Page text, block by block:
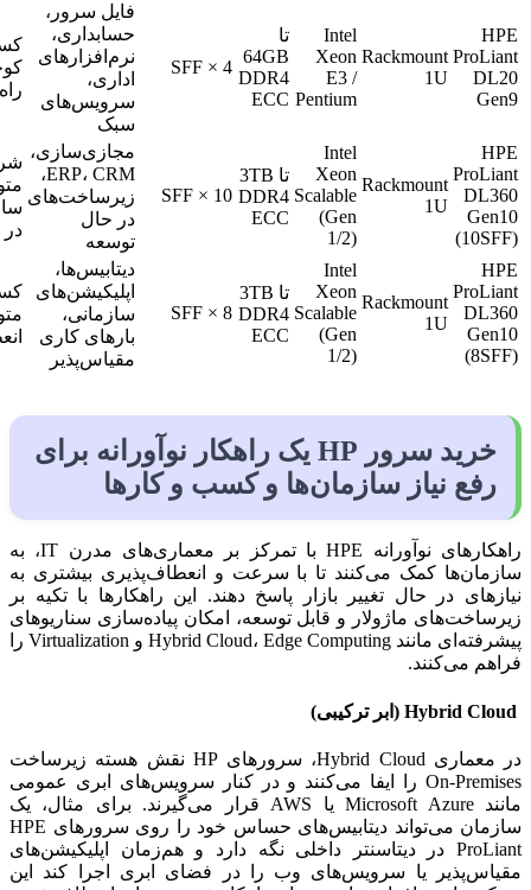
HPE
ProLiant
DL20
Gen9
Rackmount
1U
Intel
Xeon
E3 /
Pentium
تا
64GB
DDR4
ECC
4 × SFF
فایل سرور،
حسابداری،
نرم‌افزارهای
اداری،
سرویس‌های
سبک
HPE
ProLiant
DL360
Gen10
(10SFF)
Rackmount
1U
Intel
Xeon
Scalable
(Gen
1/2)
تا 3TB
DDR4
ECC
10 × SFF
مجازی‌سازی،
ERP، CRM،
زیرساخت‌های
در حال
توسعه
HPE
ProLiant
DL360
Gen10
(8SFF)
Rackmount
1U
Intel
Xeon
Scalable
(Gen
1/2)
تا 3TB
DDR4
ECC
8 × SFF
دیتابیس‌ها،
اپلیکیشن‌های
سازمانی،
بارهای کاری
مقیاس‌پذیر
خرید سرور HP یک راهکار نوآورانه برای
رفع نیاز سازمان‌ها و کسب و کارها
راهکارهای نوآورانه HPE با تمرکز بر معماری‌های مدرن IT، به
سازمان‌ها کمک می‌کنند تا با سرعت و انعطاف‌پذیری بیشتری به
نیازهای در حال تغییر بازار پاسخ دهند. این راهکارها با تکیه بر
زیرساخت‌های ماژولار و قابل توسعه، امکان پیاده‌سازی سناریوهای
پیشرفته‌ای مانند Hybrid Cloud، Edge Computing و Virtualization را
فراهم می‌کنند.
در معماری Hybrid Cloud، سرورهای HP نقش هسته زیرساخت
On-Premises را ایفا می‌کنند و در کنار سرویس‌های ابری عمومی
مانند Microsoft Azure یا AWS قرار می‌گیرند. برای مثال، یک
سازمان می‌تواند دیتابیس‌های حساس خود را روی سرورهای HPE
ProLiant در دیتاسنتر داخلی نگه دارد و هم‌زمان اپلیکیشن‌های
مقیاس‌پذیر یا سرویس‌های وب را در فضای ابری اجرا کند این